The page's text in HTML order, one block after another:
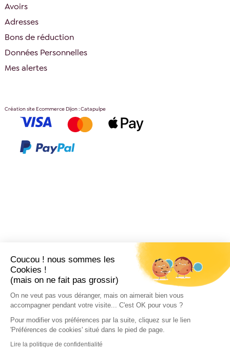
Coucou ! nous sommes les
Cookies !
(mais on ne fait pas grossir)
On ne veut pas vous déranger, mais on aimerait bien vous
accompagner pendant votre visite... C'est OK pour vous ?
Pour modifier vos préférences par la suite, cliquez sur le lien
'Préférences de cookies' situé dans le pied de page.
Lire la politique de confidentialité
Avoirs
Adresses
Bons de réduction
Données Personnelles
Mes alertes
Création site Ecommerce Dijon : Catapulpe